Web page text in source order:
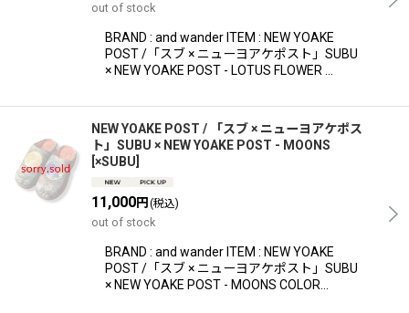
out of stock
BRAND : and wander ITEM : NEW YOAKE
POST /「スブ × ニューヨアケポスト」SUBU
× NEW YOAKE POST - LOTUS FLOWER …
NEW YOAKE POST / 「スブ × ニューヨアケポス
ト」SUBU × NEW YOAKE POST - MOONS
×SUBU
11,000円 (税込)
out of stock
BRAND : and wander ITEM : NEW YOAKE
POST /「スブ × ニューヨアケポスト」SUBU
× NEW YOAKE POST - MOONS COLOR…